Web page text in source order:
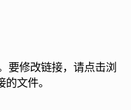
要修改链接，请点击浏
文件。